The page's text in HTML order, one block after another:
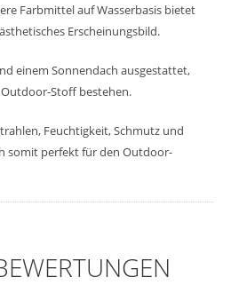
Farbmittel auf Wasserbasis bietet
Erscheinungsbild.
einem Sonnendach ausgestattet,
Stoff bestehen.
Feuchtigkeit, Schmutz und
somit perfekt für den Outdoor-